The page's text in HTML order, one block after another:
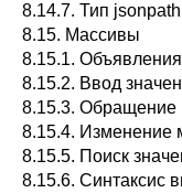
8.14.7. Тип jsonpath
8.15. Массивы
8.15.1.
8.15.2. Ввод
8.15.3. Обращение
8.15.4. Изменение
8.15.5. Поиск
8.15.6. Синтаксис